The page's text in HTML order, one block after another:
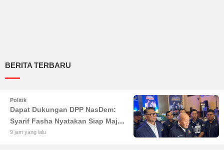
BERITA TERBARU
Politik
Dapat Dukungan DPP NasDem:
Syarif Fasha Nyatakan Siap Maju
di Pilgub Jambi
9 jam yang lalu